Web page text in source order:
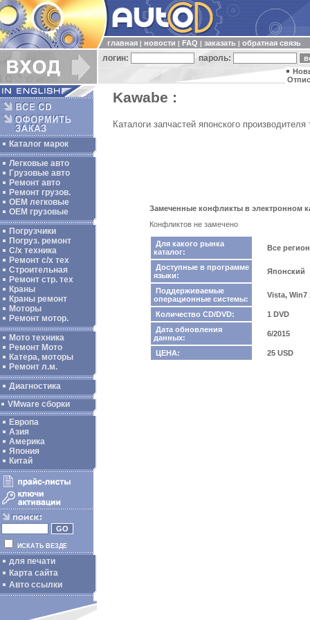
главная новости FAQ заказать обратная связь
логин: пароль:
Каталог марок
Легковые авто
Грузовые авто
Ремонт авто
Ремонт грузов.
ОЕМ легковые
OEM грузовые
Погрузчики
Погруз. ремонт
С/х техника
Ремонт с/х тех
Строительная
Ремонт стр. тех
Краны
Краны ремонт
Моторы
Ремонт мотор.
Мото техника
Ремонт Мото
Катера, моторы
Ремонт л.м.
Диагностика
VMware сборки
Европа
Азия
Америка
Япония
Китай
ИСКАТЬ ВЕЗДЕ
для печати
Карта сайта
Авто ссылки
Kawabe :
Каталоги запчастей японского
Замеченные конфликты в электронном
Конфликтов не замечено
Для какого рынка
каталог:
Все
Доступные в программе
языки:
Японский
Поддерживаемые
операционные системы:
Vista, Win7
Количество CD/DVD:
1 DVD
Дата обновления
данных:
6/2015
ЦЕНА: 25 USD